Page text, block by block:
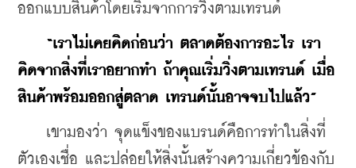
ออกแบบสินค้าโดยเริ่มจากการวิ่งตามเทรนด์
“เราไม่เคยคิดก่อนว่า ตลาดต้องการอะไร เรา
คิดจากสิ่งที่เราอยากทำ ถ้าคุณเริ่มวิ่งตามเทรนด์ เมื่อ
สินค้าพร้อมออกสู่ตลาด เทรนด์นั้นอาจจบไปแล้ว”
เขามองว่า จุดแข็งของแบรนด์คือการทำในสิ่งที่
ตัวเองเชื่อ และปล่อยให้สิ่งนั้นสร้างความเกี่ยวข้องกับ